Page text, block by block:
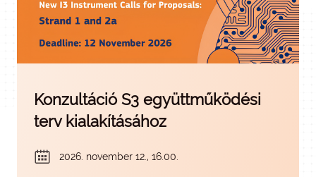
Konzultáció S3 együttműködési
terv kialakításához
2026. november 12., 16.00.